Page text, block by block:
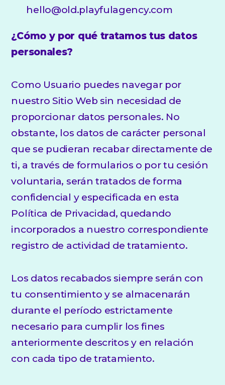
hello@old.playfulagency.com
¿Cómo y por qué tratamos tus datos
personales?
Como Usuario puedes navegar por
nuestro Sitio Web sin necesidad de
proporcionar datos personales. No
obstante, los datos de carácter personal
que se pudieran recabar directamente de
ti, a través de formularios o por tu cesión
voluntaria, serán tratados de forma
confidencial y especificada en esta
Política de Privacidad, quedando
incorporados a nuestro correspondiente
registro de actividad de tratamiento.
Los datos recabados siempre serán con
tu consentimiento y se almacenarán
durante el período estrictamente
necesario para cumplir los fines
anteriormente descritos y en relación
con cada tipo de tratamiento.